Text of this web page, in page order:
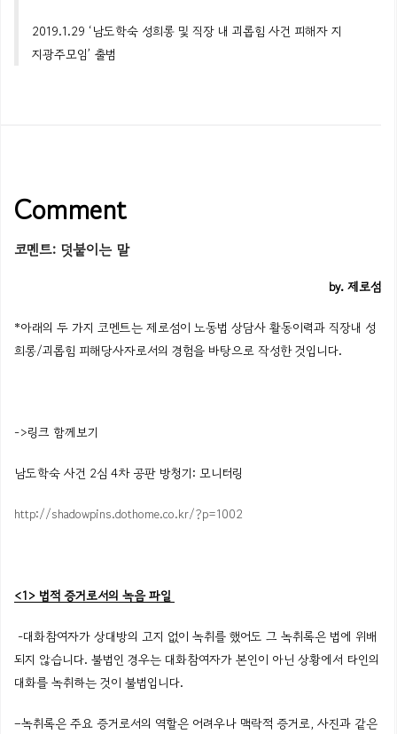
2019.1.29 ‘남도학숙 성희롱 및 직장 내 괴롭힘 사건 피해자 지
지광주모임’ 출범
Comment
코멘트: 덧붙이는 말
by. 제로섬
*아래의 두 가지 코멘트는 제로섬이 노동법 상담사 활동이력과 직장내 성
희롱/괴롭힘 피해당사자로서의 경험을 바탕으로 작성한 것입니다.
->링크 함께보기
남도학숙 사건 2심 4차 공판 방청기: 모니터링
http://shadowpins.dothome.co.kr/?p=1002
<1> 법적 증거로서의 녹음 파일
-대화참여자가 상대방의 고지 없이 녹취를 했어도 그 녹취록은 법에 위배
되지 않습니다. 불법인 경우는 대화참여자가 본인이 아닌 상황에서 타인의
대화를 녹취하는 것이 불법입니다.
–녹취록은 주요 증거로서의 역할은 어려우나 맥락적 증거로, 사진과 같은